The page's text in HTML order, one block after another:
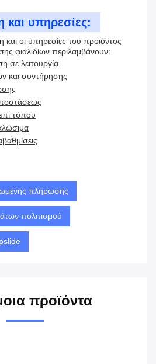
και υπηρεσίες:
και οι υπηρεσίες του προϊόντος
φιαλιδίων περιλαμβάνουν:
σε λειτουργία
και συντήρησης
τόπου
πλήρωσης
πολιτισμού
προϊόντα